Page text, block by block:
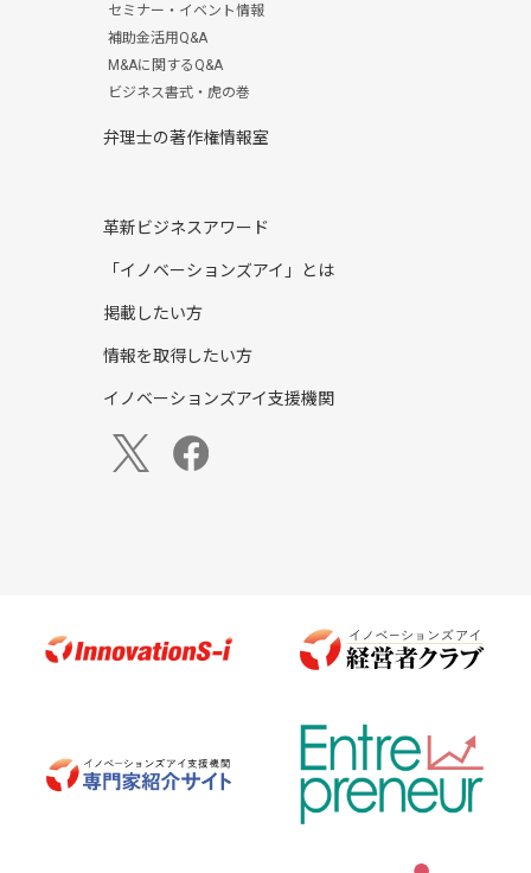
セミナー・イベント情報
補助金活用Q&A
M&Aに関するQ&A
ビジネス書式・虎の巻
弁理士の著作権情報室
革新ビジネスアワード
「イノベーションズアイ」とは
掲載したい方
情報を取得したい方
イノベーションズアイ支援機関